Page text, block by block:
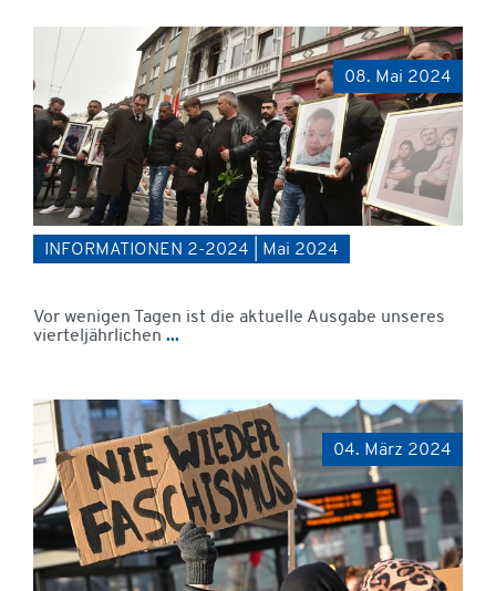
08. Mai 2024
INFORMATIONEN 2-2024 | Mai 2024
Vor wenigen Tagen ist die aktuelle Ausgabe unseres
vierteljährlichen ...
04. März 2024